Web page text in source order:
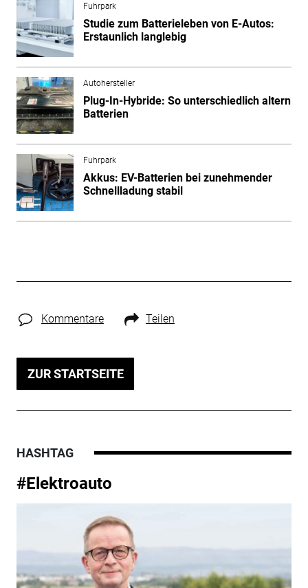
Fuhrpark
Studie zum Batterieleben von E-Autos:
Erstaunlich langlebig
Autohersteller
Plug-In-Hybride: So unterschiedlich altern
Batterien
Fuhrpark
Akkus: EV-Batterien bei zunehmender
Schnellladung stabil
Kommentare Teilen
ZUR STARTSEITE
HASHTAG
#Elektroauto